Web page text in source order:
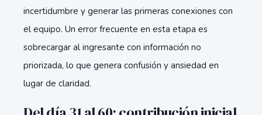
incertidumbre y generar las primeras conexiones con
el equipo. Un error frecuente en esta etapa es
sobrecargar al ingresante con información no
priorizada, lo que genera confusión y ansiedad en
lugar de claridad.